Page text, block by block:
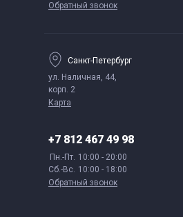
Обратный звонок
Санкт-Петербург
ул. Наличная, 44,
корп. 2
Карта
+7 812 467 49 98
Пн.-Пт. 10:00 - 20:00
Сб.-Вс. 10:00 - 18:00
Обратный звонок